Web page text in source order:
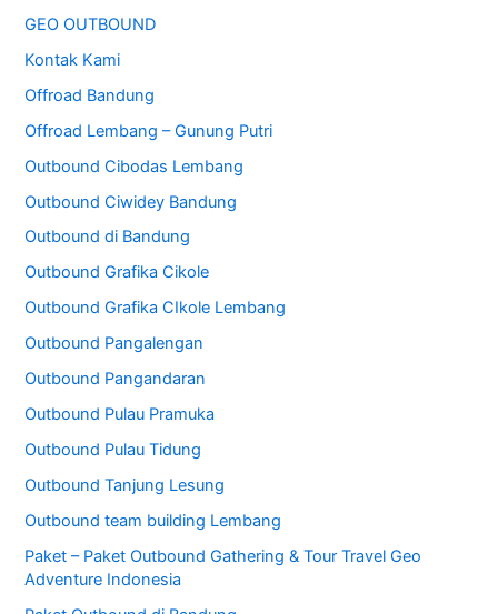
GEO OUTBOUND
Kontak Kami
Offroad Bandung
Offroad Lembang – Gunung Putri
Outbound Cibodas Lembang
Outbound Ciwidey Bandung
Outbound di Bandung
Outbound Grafika Cikole
Outbound Grafika CIkole Lembang
Outbound Pangalengan
Outbound Pangandaran
Outbound Pulau Pramuka
Outbound Pulau Tidung
Outbound Tanjung Lesung
Outbound team building Lembang
Paket – Paket Outbound Gathering & Tour Travel Geo
Adventure Indonesia